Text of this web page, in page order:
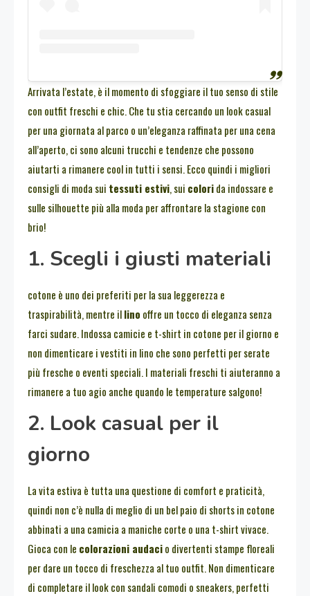
Arrivata l’estate, è il momento di sfoggiare il tuo senso di stile
con outfit freschi e chic. Che tu stia cercando un look casual
per una giornata al parco o un’eleganza raffinata per una cena
all’aperto, ci sono alcuni trucchi e tendenze che possono
aiutarti a rimanere cool in tutti i sensi. Ecco quindi i migliori
consigli di moda sui tessuti estivi, sui colorida indossare e
sulle silhouette più alla moda per affrontare la stagione con
brio!
1. Scegli i giusti materiali
cotone è uno dei preferiti per la sua leggerezza e
traspirabilità, mentre illino offre un tocco di eleganza senza
farci sudare. Indossa camicie e t-shirt in cotone per il giorno e
non dimenticare i vestiti in lino che sono perfetti per serate
più fresche o eventi speciali. I materiali freschi ti aiuteranno a
rimanere a tuo agio anche quando le temperature salgono!
2. Look casual per il
giorno
La vita estiva è tutta una questione di comfort e praticità,
quindi non c’è nulla di meglio di un bel paio di shorts in cotone
abbinati a una camicia a maniche corte o una t-shirt vivace.
Gioca con le colorazioni audacio divertenti stampe floreali
per dare un tocco di freschezza al tuo outfit. Non dimenticare
di completare il look con sandali comodi o sneakers, perfetti